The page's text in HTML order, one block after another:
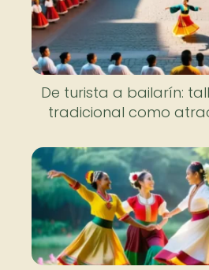
De turista a bailarín:
tradicional como